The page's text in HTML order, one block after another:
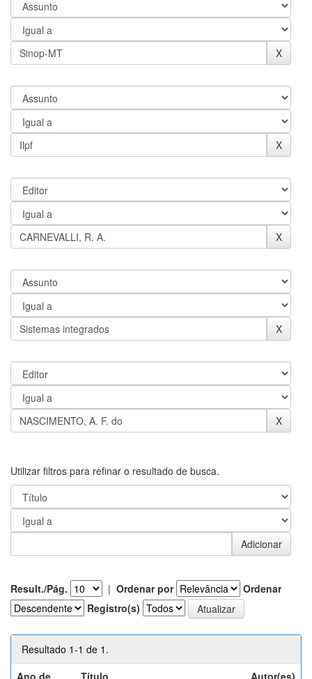
Utilizar filtros para refinar o resultado de busca.
Result./Pág. | Ordenar por
Ordenar
Registro(s)
Resultado 1-1 de 1.
Ano de
Título Autor(es)